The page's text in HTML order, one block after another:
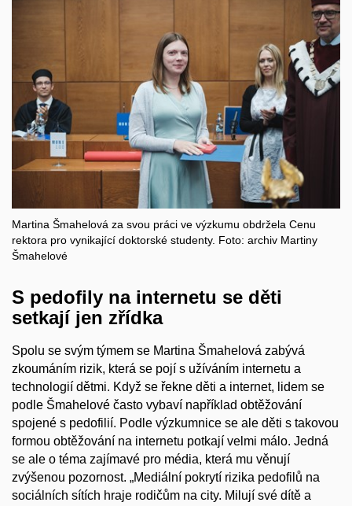
Martina Šmahelová za svou práci ve výzkumu obdržela Cenu
rektora pro vynikající doktorské studenty. Foto: archiv Martiny
Šmahelové
S pedofily na internetu se děti
setkají jen zřídka
Spolu se svým týmem se Martina Šmahelová zabývá
zkoumáním rizik, která se pojí s užíváním internetu a
technologií dětmi. Když se řekne děti a internet, lidem se
podle Šmahelové často vybaví například obtěžování
spojené s pedofilií. Podle výzkumnice se ale děti s takovou
formou obtěžování na internetu potkají velmi málo. Jedná
se ale o téma zajímavé pro média, která mu věnují
zvýšenou pozornost. „Mediální pokrytí rizika pedofilů na
sociálních sítích hraje rodičům na city. Milují své dítě a